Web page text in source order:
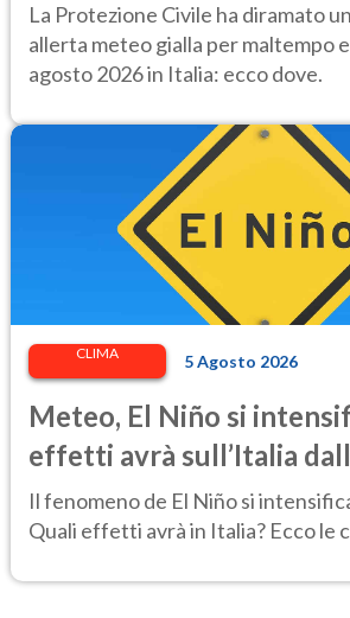
La Protezione Civile ha diramato
allerta meteo gialla per maltempo
agosto 2026 in Italia: ecco dove.
CLIMA 5 Agosto 2026
Meteo, El Niño si
effetti avrà sull’Italia
Il fenomeno de El Niño si
Quali effetti avrà in Italia? Ecco le